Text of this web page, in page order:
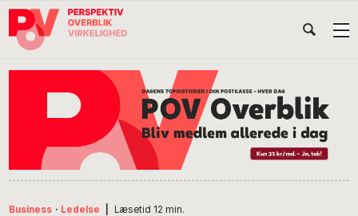
Gå
direkte
Skip
indhold
Gå
direkte
Business · Ledelse Læsetid 12 min.